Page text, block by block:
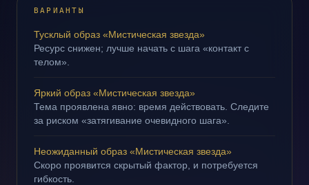
ВАРИАНТЫ
Тусклый образ «Мистическая звезда»
Ресурс снижен; лучше начать с шага «контакт с
телом».
Яркий образ «Мистическая звезда»
Тема проявлена явно: время действовать. Следите
за риском «затягивание очевидного шага».
Неожиданный образ «Мистическая звезда»
Скоро проявится скрытый фактор, и потребуется
гибкость.